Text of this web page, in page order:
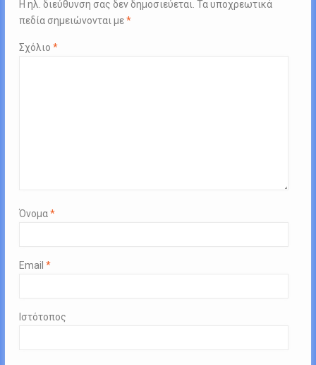
Η ηλ. διεύθυνση σας δεν δημοσιεύεται. Τα υποχρεωτικά
πεδία σημειώνονται με*
Σχόλιο *
Όνομα*
Email *
Ιστότοπος